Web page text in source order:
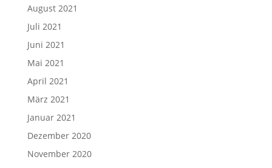
August 2021
Juli 2021
Juni 2021
Mai 2021
April 2021
März 2021
Januar 2021
Dezember 2020
November 2020